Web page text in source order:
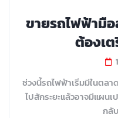
ขายรถไฟฟ้ามือ
ต้องเต
ช่วงนี้รถไฟฟ้าเริ่มมีในตล
ไปสักระยะแล้วอาจมีแผน
กลั